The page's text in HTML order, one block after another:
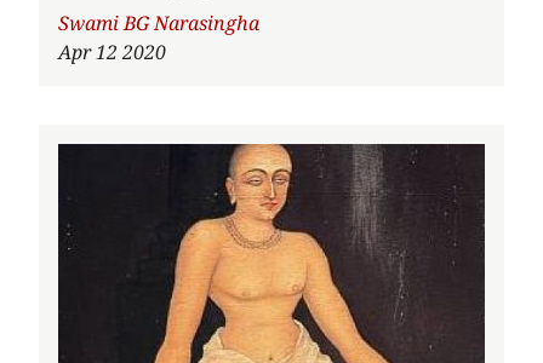
Author
Swami BG Narasingha
Apr 12 2020